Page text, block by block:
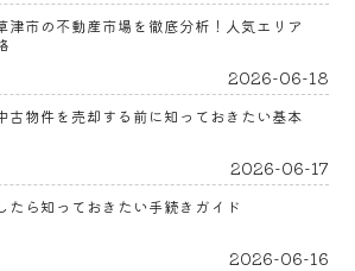
津市の不動産市場を徹底分析！人気エリア
2026-06-18
古物件を売却する前に知っておきたい基本
2026-06-17
たら知っておきたい手続きガイド
2026-06-16